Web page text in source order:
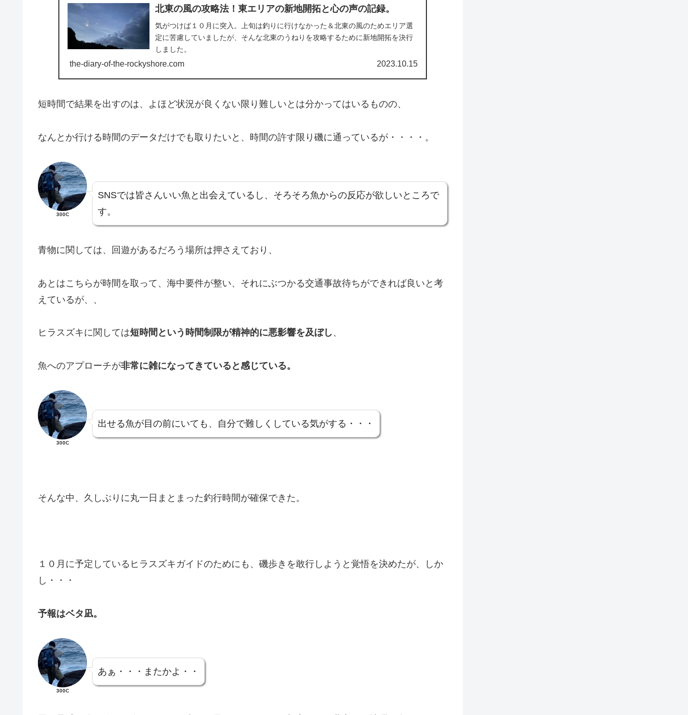
北東の風の攻略法！東エリアの新地開拓と心の声の記録。
気がつけば１０月に突入。上旬は釣りに行けなかった＆北東の風のためエリア選
定に苦慮していましたが、そんな北東のうねりを攻略するために新地開拓を決行
しました。
the-diary-of-the-rockyshore.com 2023.10.15
短時間で結果を出すのは、よほど状況が良くない限り難しいとは分かってはいるものの、
なんとか行ける時間のデータだけでも取りたいと、時間の許す限り磯に通っているが・・・・。
300C
SNSでは皆さんいい魚と出会えているし、そろそろ魚からの反応が欲しいところで
す。
青物に関しては、回遊があるだろう場所は押さえており、
あとはこちらが時間を取って、海中要件が整い、それにぶつかる交通事故待ちができれば良いと考
えているが、、
ヒラスズキに関しては短時間という時間制限が精神的に悪影響を及ぼし 、
魚へのアプローチが非常に雑になってきていると感じている。
300C
出せる魚が目の前にいても、自分で難しくしている気がする・・・
そんな中、久しぶりに丸一日まとまった釣行時間が確保できた。
１０月に予定しているヒラスズキガイドのためにも、磯歩きを敢行しようと覚悟を決めたが、しか
し・・・
予報はベタ凪。
300C
あぁ・・・またかよ・・